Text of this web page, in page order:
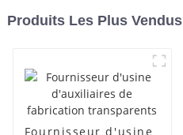
Produits Les Plus Vendus
Fournisseur d'usine